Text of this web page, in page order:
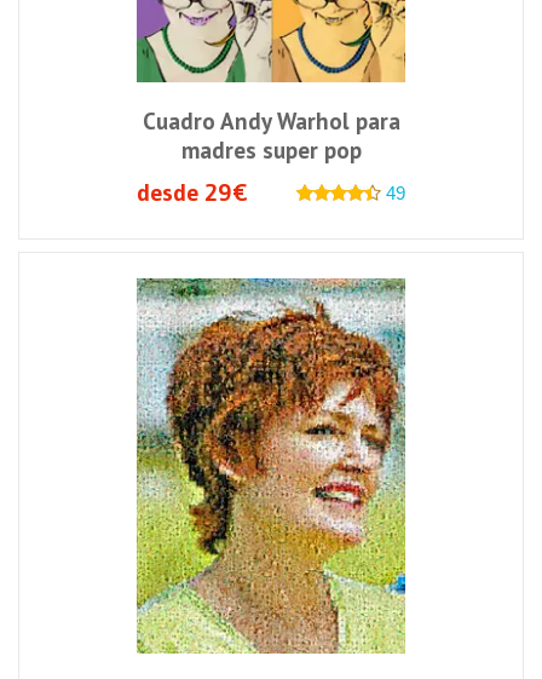
Cuadro Andy Warhol para
madres super pop
desde 29€
49